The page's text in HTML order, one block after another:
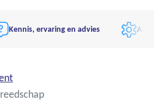
Kennis, ervaring en advies